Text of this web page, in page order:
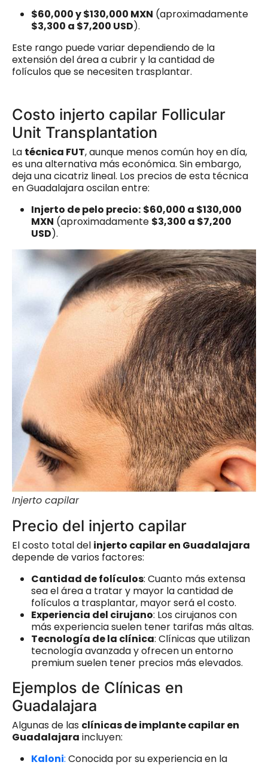
$60,000 y $130,000 MXN (aproximadamente
$3,300 a $7,200 USD).
Este rango puede variar dependiendo de la
extensión del área a cubrir y la cantidad de
folículos que se necesiten trasplantar.
Costo injerto capilar Follicular
Unit Transplantation
La técnica FUT, aunque menos común hoy en día,
es una alternativa más económica. Sin embargo,
deja una cicatriz lineal. Los precios de esta técnica
en Guadalajara oscilan entre:
Injerto de pelo precio: $60,000 a $130,000
MXN (aproximadamente $3,300 a $7,200
USD).
Injerto capilar
Precio del injerto capilar
El costo total del injerto capilar en Guadalajara
depende de varios factores:
Cantidad de folículos: Cuanto más extensa
sea el área a tratar y mayor la cantidad de
folículos a trasplantar, mayor será el costo.
Experiencia del cirujano: Los cirujanos con
más experiencia suelen tener tarifas más altas.
Tecnología de la clínica: Clínicas que utilizan
tecnología avanzada y ofrecen un entorno
premium suelen tener precios más elevados.
Ejemplos de Clínicas en
Guadalajara
Algunas de las clínicas de implante capilar en
Guadalajara incluyen:
Kaloni: Conocida por su experiencia en la